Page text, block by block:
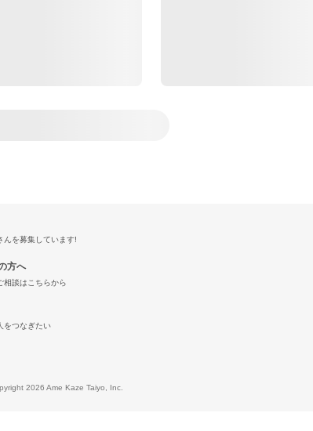
んを募集しています!
方へ
相談はこちらから
をつなぎたい
2026 Ame Kaze Taiyo, Inc.